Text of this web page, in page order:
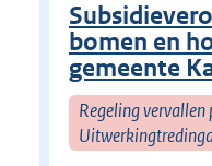
bomen en
gemeente
Regeling